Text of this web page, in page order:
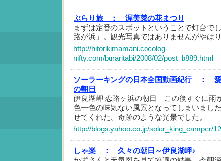
ぶらり旅 ：
渥美菜の花まつり
まずは定番のスポットということで灯台で
路が浜」。観光写真ではありませんがやは
http://hitorikimamani.cocolog-
nifty.com/buraritabi/2008/02/post_b889.html
ソーラーキングの日本全国動画紀行 ：
の朝日
伊良湖岬 恋路ヶ浜の朝日 この後すぐに雨
色一色の味気ない風景となってしまいまし
せてくれた、奇跡のような光景でした。
http://blogs.yahoo.co.jp/solar_king_camper/
しゃ楽 ：
久々の朝日～伊良湖岬♪